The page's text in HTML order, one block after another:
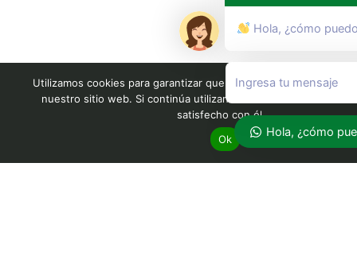
Hola, ¿cómo
Hola, ¿cómo
Utilizamos cookies para garantizar que le brindamos la mejor
nuestro sitio web. Si continúa utilizando este sitio
satisfecho con él.
Ok